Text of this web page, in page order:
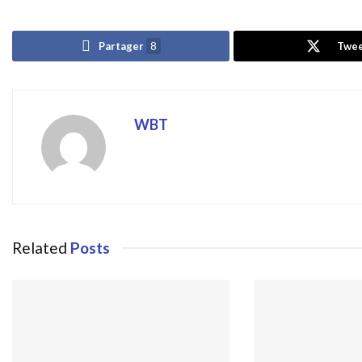
Partager 8
WBT
Related Posts